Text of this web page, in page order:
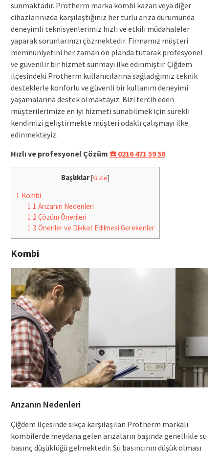
sunmaktadır. Protherm marka kombi kazan veya diğer
cihazlarınızda karşılaştığınız her türlü arıza durumunda
deneyimli teknisyenlerimiz hızlı ve etkili müdahaleler
yaparak sorunlarınızı çözmektedir. Firmamız müşteri
memnuniyetini her zaman ön planda tutarak profesyonel
ve güvenilir bir hizmet sunmayı ilke edinmiştir. Çiğdem
ilçesindeki Protherm kullanıcılarına sağladığımız teknik
desteklerle konforlu ve güvenli bir kullanım deneyimi
yaşamalarına destek olmaktayız. Bizi tercih eden
müşterilerimize en iyi hizmeti sunabilmek için sürekli
kendimizi geliştirmekte müşteri odaklı çalışmayı ilke
edinmekteyiz.
Hızlı ve profesyonel Çözüm ☎️ 0216 471 59 56
Başlıklar[Gizle]
1 Kombi
1.1 Arızanın Nedenleri
1.2 Çözüm Önerileri
1.3 Öneriler ve Dikkat Edilmesi Gerekenler
Kombi
Arızanın Nedenleri
Çiğdem ilçesinde sıkça karşılaşılan Protherm markalı
kombilerde meydana gelen arızaların başında genellikle su
basınç düşüklüğü gelmektedir. Su basıncının düşük olması